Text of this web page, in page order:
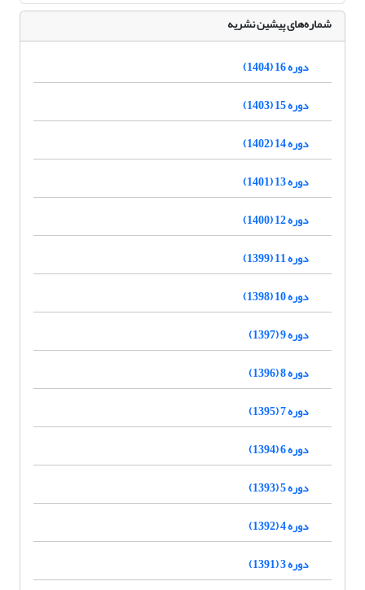
شماره‌های پیشین نشریه
دوره 16 (1404)
دوره 15 (1403)
دوره 14 (1402)
دوره 13 (1401)
دوره 12 (1400)
دوره 11 (1399)
دوره 10 (1398)
دوره 9 (1397)
دوره 8 (1396)
دوره 7 (1395)
دوره 6 (1394)
دوره 5 (1393)
دوره 4 (1392)
دوره 3 (1391)